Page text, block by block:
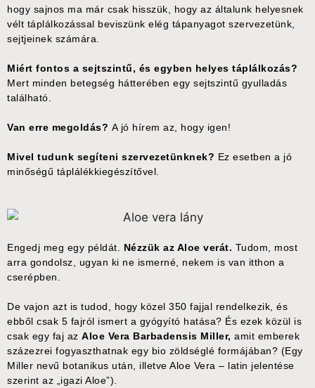
hogy sajnos ma már csak hisszük, hogy az általunk helyesnek
vélt táplálkozással beviszünk elég tápanyagot szervezetünk,
sejtjeinek számára.
Miért fontos a sejtszintű, és egyben helyes táplálkozás?
Mert minden betegség hátterében egy sejtszintű gyulladás
található.
Van erre megoldás? A jó hírem az, hogy igen!
Mivel tudunk segíteni szervezetünknek? Ez esetben a jó
minőségű táplálékkiegészítővel.
Engedj meg egy példát. Nézzük az Aloe verát. Tudom, most
arra gondolsz, ugyan ki ne ismerné, nekem is van itthon a
cserépben.
De vajon azt is tudod, hogy közel 350 fajjal rendelkezik, és
ebből csak 5 fajról ismert a gyógyító hatása? És ezek közül is
csak egy faj az Aloe Vera Barbadensis Miller, amit emberek
százezrei fogyaszthatnak egy bio zöldséglé formájában? (Egy
Miller nevű botanikus után, illetve Aloe Vera – latin jelentése
szerint az „igazi Aloe”).